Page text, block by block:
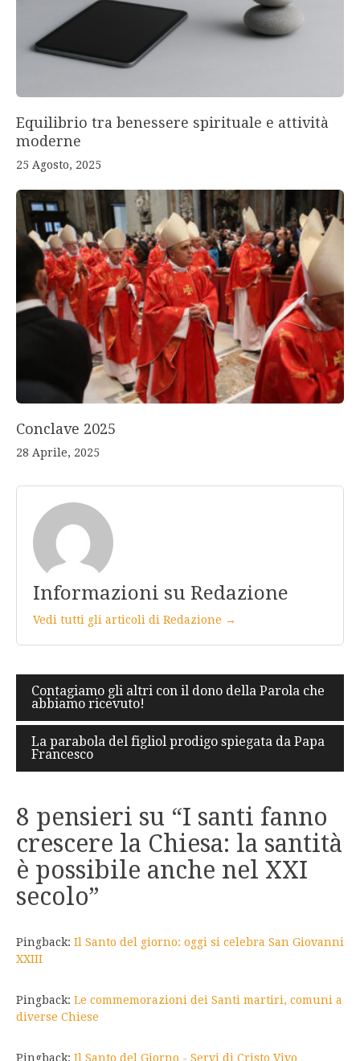
Equilibrio tra benessere spirituale e attività
moderne
25 Agosto, 2025
Conclave 2025
28 Aprile, 2025
Informazioni su Redazione
Vedi tutti gli articoli di Redazione →
Navigazione
articoli
Contagiamo gli altri con il dono della Parola che
abbiamo ricevuto!
La parabola del figliol prodigo spiegata da Papa
Francesco
8 pensieri su “I santi fanno
crescere la Chiesa: la santità
è possibile anche nel XXI
secolo”
Pingback: Il Santo del giorno: oggi si celebra San Giovanni
XXIII
Pingback: Le commemorazioni dei Santi martiri, comuni a
diverse Chiese
Pingback: Il Santo del Giorno - Servi di Cristo Vivo